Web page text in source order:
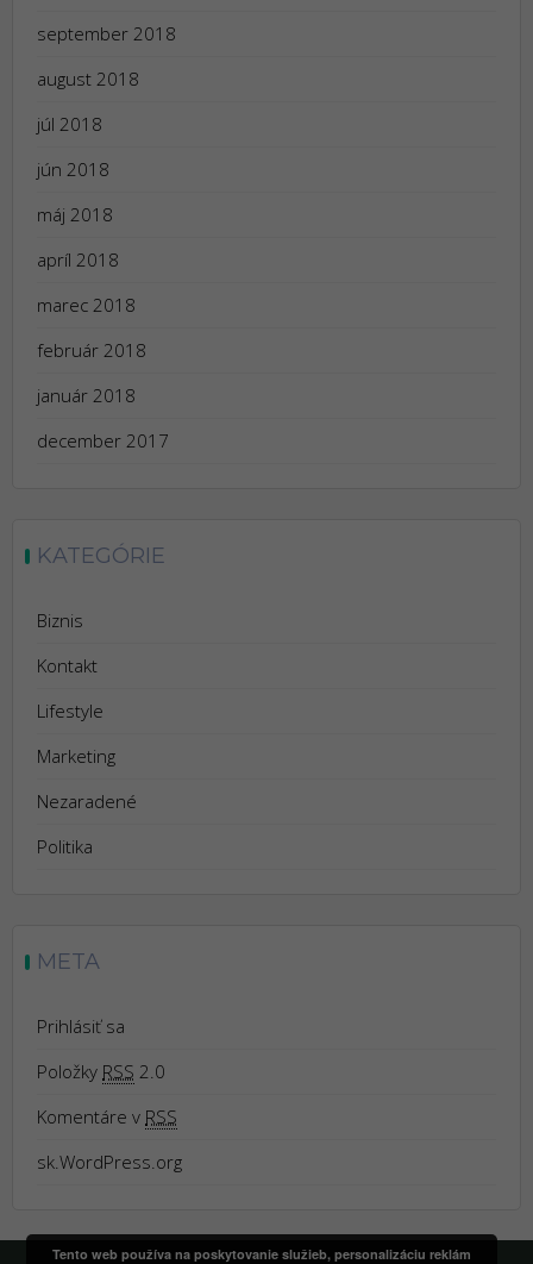
september 2018
august 2018
júl 2018
jún 2018
máj 2018
apríl 2018
marec 2018
február 2018
január 2018
december 2017
KATEGÓRIE
Biznis
Kontakt
Lifestyle
Marketing
Nezaradené
Politika
META
Prihlásiť sa
Položky RSS 2.0
Komentáre v RSS
sk.WordPress.org
Tento web používa na poskytovanie služieb, personalizáciu reklám